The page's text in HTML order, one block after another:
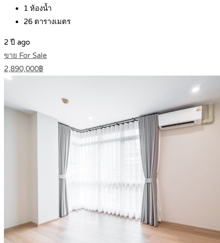
1 ห้องน้ำ
26 ตารางเมตร
2 ปี ago
ขาย For Sale
2,890,000฿